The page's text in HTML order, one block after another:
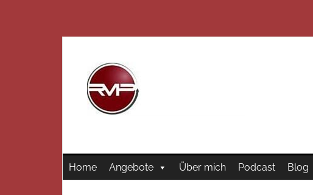
Home Angebote Über mich Podcast Blog